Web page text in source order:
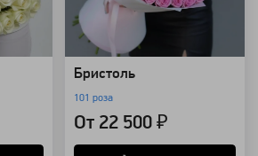
Бристоль
101 роза
От 22 500 ₽